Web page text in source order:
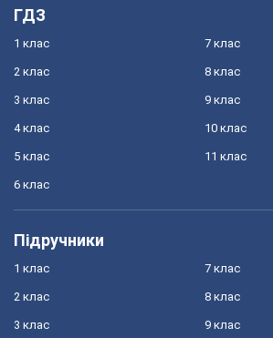
ГДЗ
1 клас
2 клас
3 клас
4 клас
5 клас
6 клас
7 клас
8 клас
9 клас
10 клас
11 клас
Підручники
1 клас
2 клас
3 клас
7 клас
8 клас
9 клас